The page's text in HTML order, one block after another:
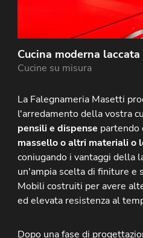
Cucina moderna laccata
Cucine su misura
La Falegnameria Masetti
l'arredamento della vostra
pensili e dispense
massello o altri materiali o
coniugando i vantaggi della
un'ampia scelta di finiture e
Mobili costruiti per avere
ed elevata resistenza al
Dopo una fase di